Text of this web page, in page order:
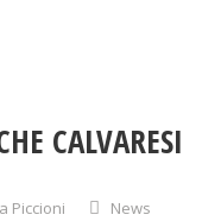
CALVARESI
Piccioni News